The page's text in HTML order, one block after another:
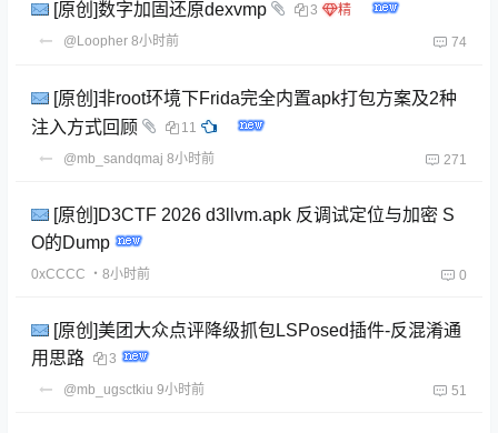
[原创]数字加固还原dexvmp
3
@Loopher 8小时前 74
[原创]非root环境下Frida完全内置apk打包方案及2种
注入方式回顾
11
@mb_sandqmaj 8小时前 271
[原创]D3CTF 2026 d3llvm.apk 反调试定位与加密 S
O的Dump
0xCCCC ・8小时前 0
[原创]美团大众点评降级抓包LSPosed插件-反混淆通
用思路
3
@mb_ugsctkiu 9小时前 51